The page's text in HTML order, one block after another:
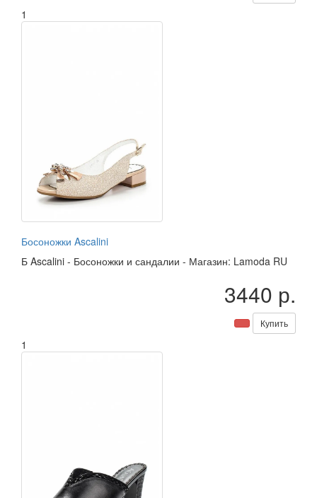
1
Босоножки Ascalini
Б Ascalini - Босоножки и сандалии - Магазин: Lamoda RU
3440 р.
Купить
1